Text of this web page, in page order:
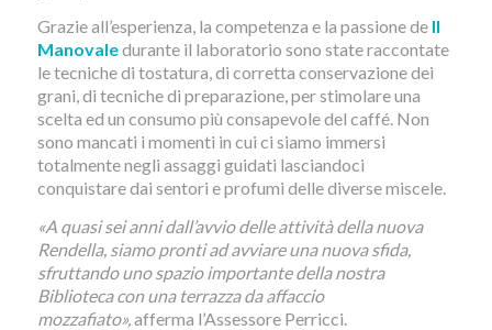
Grazie all’esperienza, la competenza e la passione de Il
Manovaledurante il laboratorio sono state raccontate
le tecniche di tostatura, di corretta conservazione dei
grani, di tecniche di preparazione, per stimolare una
scelta ed un consumo più consapevole del caffé. Non
sono mancati i momenti in cui ci siamo immersi
totalmente negli assaggi guidati lasciandoci
conquistare dai sentori e profumi delle diverse miscele.
«A quasi sei anni dall’avvio delle attività della nuova
Rendella, siamo pronti ad avviare una nuova sfida,
sfruttando uno spazio importante della nostra
Biblioteca con una terrazza da affaccio
mozzafiato»,afferma l’Assessore Perricci.